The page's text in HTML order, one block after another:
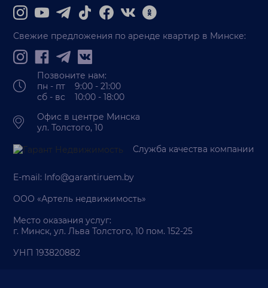
Свежие предложения по аренде квартир в Минске:
Позвоните нам:
пн - пт 9:00 - 21:00
сб - вс 10:00 - 18:00
Офис в центре Минска
ул. Толстого, 10
Служба качества компании
E-mail: Info@garantiruem.by
ООО «Артель недвижимость»
Место оказания услуг:
г. Минск, ул. Льва Толстого, 10 пом. 152-25
УНП 193820882